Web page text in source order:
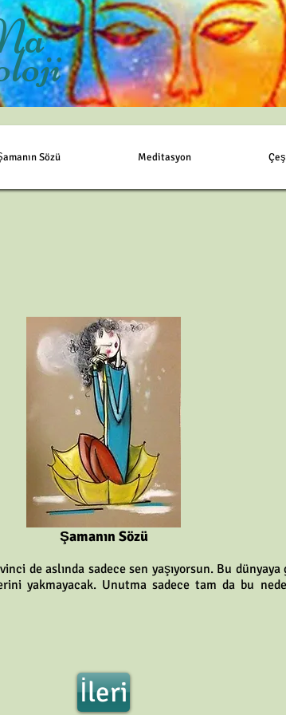
Şamanın Sözü
de aslında sadece sen yaşıyorsun. Bu
yakmayacak. Unutma sadece tam da bu
İleri
Sözü Meditasyon